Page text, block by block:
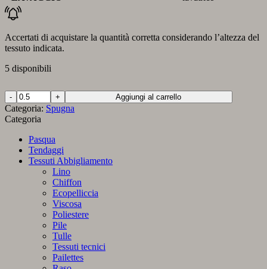
Accertati di acquistare la quantità corretta considerando l’altezza del
tessuto indicata.
5 disponibili
Spugna
Bamboo
Giallo
quantità
Aggiungi al carrello
Categoria: Spugna
Categoria
Pasqua
Tendaggi
Tessuti Abbigliamento
Lino
Chiffon
Ecopelliccia
Viscosa
Poliestere
Pile
Tulle
Tessuti tecnici
Pailettes